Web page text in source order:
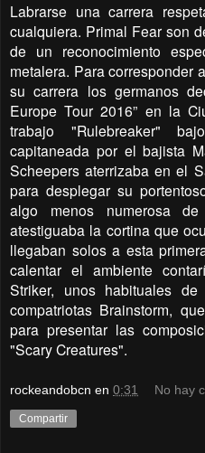
Labrarse una carrera
cualquiera. Primal Fear son
de un reconocimiento
metalera. Para corresponder
su carrera los germanos
Europe Tour 2016” en la
trabajo "Rulebreaker"
capitaneada por el bajista
Scheepers aterrizaba en el
para desplegar su
algo menos numerosa
atestiguaba la cortina que
llegaban solos a esta
calentar el ambiente
Striker, unos habituales
compatriotas Brainstorm,
para presentar las
"Scary Creatures".
rockeandobcn en 0:31 No hay
Compartir